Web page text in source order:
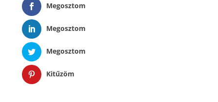
Megosztom
Megosztom
Megosztom
Kitűzöm